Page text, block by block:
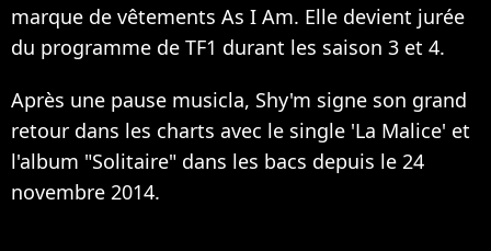
marque de vêtements As I Am. Elle devient jurée
du programme de TF1 durant les saison 3 et 4.
Après une pause musicla, Shy'm signe son grand
retour dans les charts avec le single 'La Malice' et
l'album "Solitaire" dans les bacs depuis le 24
novembre 2014.